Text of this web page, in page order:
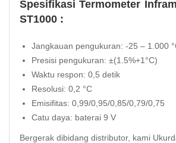
Spesifikasi Termometer
ST1000 :
Jangkauan pengukuran: -25 – 1.000
Presisi pengukuran: ±(1.5%+1°C)
Waktu respon: 0,5 detik
Resolusi: 0,2 °C
Emisifitas: 0,99/0,95/0,85/0,79/0,75
Catu daya: baterai 9 V
Bergerak dibidang distributor, kami